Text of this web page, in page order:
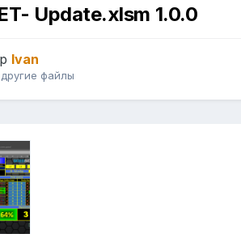
Update.xlsm 1.0.0
Ivan
файлы